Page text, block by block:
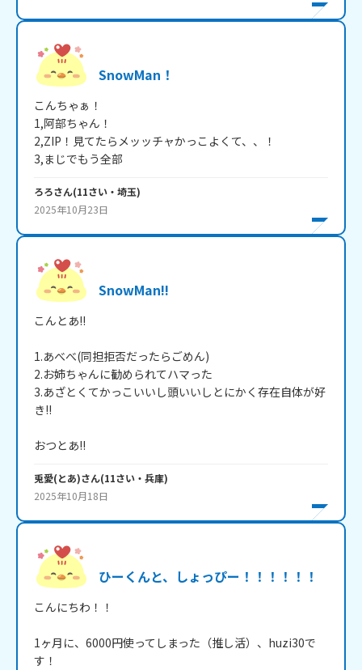
SnowMan！
こんちゃぁ！
1,阿部ちゃん！
2,ZIP！見てたらメッッチャかっこよくて、、！
3,まじでもう全部
ろろさん(11さい・ 埼玉)
2025年10月23日
SnowMan!!
こんとあ!!
1.あべべ(同担拒否だったらごめん)
2.お姉ちゃんに勧められてハマった
3.あざとくてかっこいいし頭いいしとにかく存在自体が好
き!!
おつとあ!!
兎愛(とあ)さん(11さい・ 兵庫)
2025年10月18日
ひーくんと、しょっぴー！！！！！！
こんにちわ！！
1ヶ月に、6000円使ってしまった（推し活）、huzi30で
す！